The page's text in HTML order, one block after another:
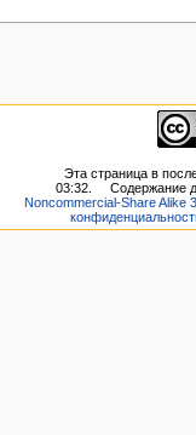
Эта страница в
03:32.
Содержание
Noncommercial-Share Alike